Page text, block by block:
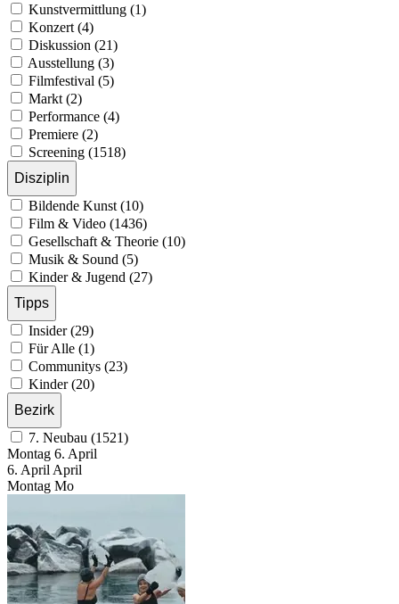
Kunstvermittlung (1)
Konzert (4)
Diskussion (21)
Ausstellung (3)
Filmfestival (5)
Markt (2)
Performance (4)
Premiere (2)
Screening (1518)
Disziplin
Bildende Kunst (10)
Film & Video (1436)
Gesellschaft & Theorie (10)
Musik & Sound (5)
Kinder & Jugend (27)
Tipps
Insider (29)
Für Alle (1)
Communitys (23)
Kinder (20)
Bezirk
7. Neubau (1521)
Montag 6. April
6. April April
Montag Mo